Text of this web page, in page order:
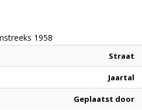
1958
Straat
Jaartal
Geplaatst door